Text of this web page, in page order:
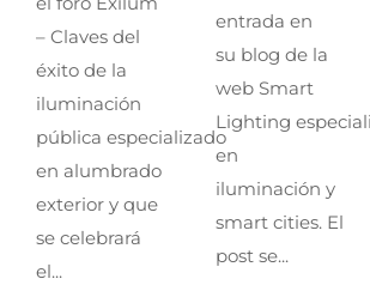
– Claves del
éxito de la
iluminación
pública especializado
en alumbrado
exterior y que
se celebrará
el...
entrada en
su blog de la
web Smart
Lighting
en
iluminación y
smart cities. El
post se...